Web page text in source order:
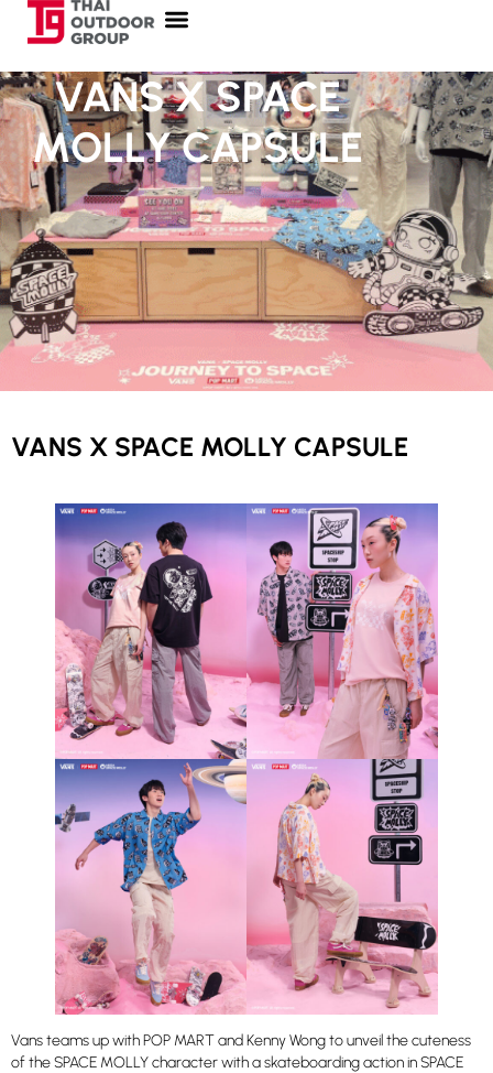
VANS X SPACE
MOLLY CAPSULE
VANS X SPACE MOLLY CAPSULE
Vans teams up with POP MART and Kenny Wong to unveil the cuteness
of the SPACE MOLLY character with a skateboarding action in SPACE